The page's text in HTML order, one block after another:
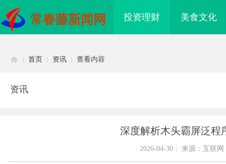
常春藤新闻网 投资理财 美食文化
首页 资讯 查看内容
资讯
深度解析木头霸屏泛程
2026-04-30 来源：互联网